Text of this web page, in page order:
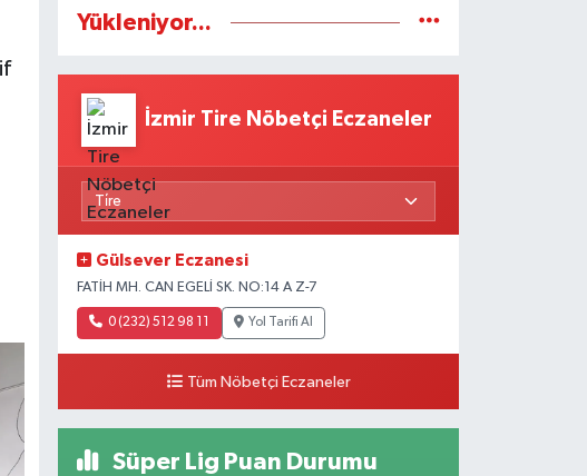
Yükleniyor...
İzmir Tire Nöbetçi Eczaneler
Gülsever Eczanesi
FATİH MH. CAN EGELİ SK. NO:14 A Z-7
0 (232) 512 98 11 Yol Tarifi Al
Tüm Nöbetçi Eczaneler
Süper Lig Puan Durumu